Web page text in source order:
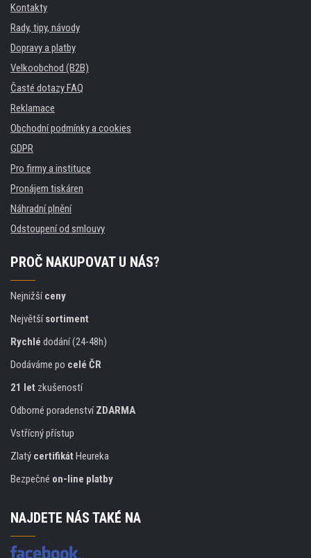
Kontakty
Rady, tipy, návody
Dopravy a platby
Velkoobchod (B2B)
Časté dotazy FAQ
Reklamace
Obchodní podmínky a cookies
GDPR
Pro firmy a instituce
Pronájem tiskáren
Náhradní plnění
Odstoupení od smlouvy
PROČ NAKUPOVAT U NÁS?
Nejnižšíceny
Největšísortiment
Rychlé dodání (24-48h)
Dodáváme po celé ČR
21 let zkušeností
Odborné poradenstvíZDARMA
Vstřícný přístup
Zlatý certifikát Heureka
Bezpečné on-line platby
NAJDETE NÁS TAKÉ NA